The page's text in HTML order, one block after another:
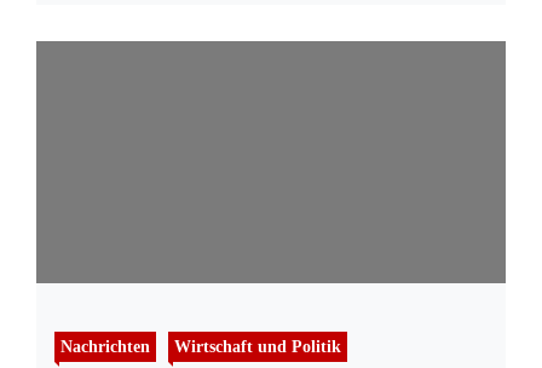
Nachrichten Wirtschaft und Politik